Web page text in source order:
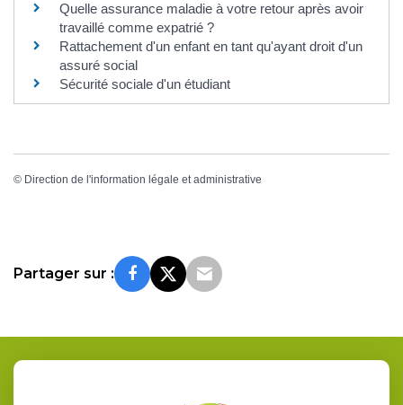
Quelle assurance maladie à votre retour après avoir
travaillé comme expatrié ?
Rattachement d'un enfant en tant qu'ayant droit d'un
assuré social
Sécurité sociale d'un étudiant
© Direction de l'information légale et administrative
Partager sur :